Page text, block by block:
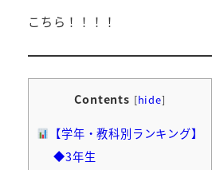
こちら！！！！
Contents [hide]
【学年・教科別ランキング】
◆3年生